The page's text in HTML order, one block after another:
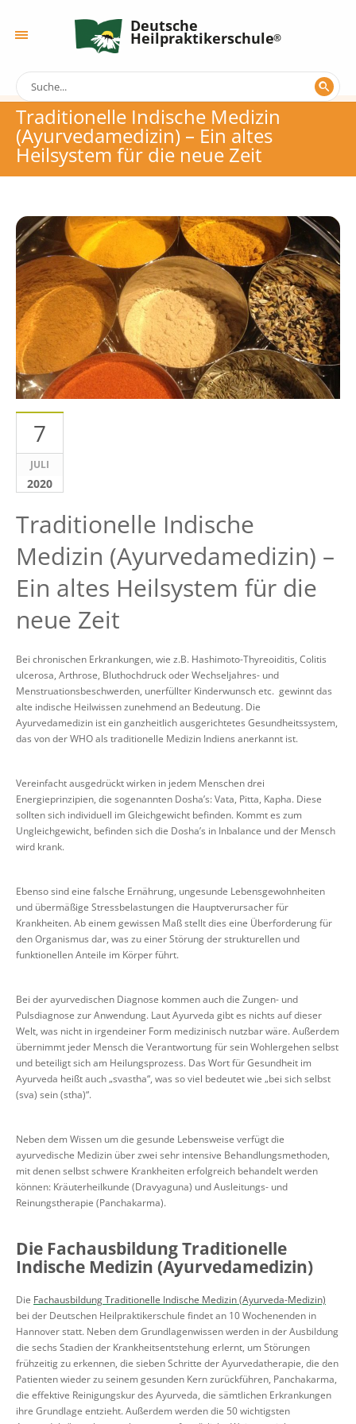
Deutsche
Heilpraktikerschule
Traditionelle Indische Medizin
(Ayurvedamedizin) – Ein altes
Heilsystem für die neue Zeit
7
JULI
2020
Traditionelle Indische
Medizin (Ayurvedamedizin) –
Ein altes Heilsystem für die
neue Zeit
Bei chronischen Erkrankungen, wie z.B. Hashimoto-Thyreoiditis, Colitis
ulcerosa, Arthrose, Bluthochdruck oder Wechseljahres- und
Menstruationsbeschwerden, unerfüllter Kinderwunsch etc. gewinnt das
alte indische Heilwissen zunehmend an Bedeutung. Die
Ayurvedamedizin ist ein ganzheitlich ausgerichtetes Gesundheitssystem,
das von der WHO als traditionelle Medizin Indiens anerkannt ist.
Vereinfacht ausgedrückt wirken in jedem Menschen drei
Energieprinzipien, die sogenannten Dosha’s: Vata, Pitta, Kapha. Diese
sollten sich individuell im Gleichgewicht befinden. Kommt es zum
Ungleichgewicht, befinden sich die Dosha’s in Inbalance und der Mensch
wird krank.
Ebenso sind eine falsche Ernährung, ungesunde Lebensgewohnheiten
und übermäßige Stressbelastungen die Hauptverursacher für
Krankheiten. Ab einem gewissen Maß stellt dies eine Überforderung für
den Organismus dar, was zu einer Störung der strukturellen und
funktionellen Anteile im Körper führt.
Bei der ayurvedischen Diagnose kommen auch die Zungen- und
Pulsdiagnose zur Anwendung. Laut Ayurveda gibt es nichts auf dieser
Welt, was nicht in irgendeiner Form medizinisch nutzbar wäre. Außerdem
übernimmt jeder Mensch die Verantwortung für sein Wohlergehen selbst
und beteiligt sich am Heilungsprozess. Das Wort für Gesundheit im
Ayurveda heißt auch „svastha“, was so viel bedeutet wie „bei sich selbst
(sva) sein (stha)“.
Neben dem Wissen um die gesunde Lebensweise verfügt die
ayurvedische Medizin über zwei sehr intensive Behandlungsmethoden,
mit denen selbst schwere Krankheiten erfolgreich behandelt werden
können: Kräuterheilkunde (Dravyaguna) und Ausleitungs- und
Reinungstherapie (Panchakarma).
Die Fachausbildung Traditionelle
Indische Medizin (Ayurvedamedizin)
Die Fachausbildung Traditionelle Indische Medizin (Ayurveda-Medizin)
bei der Deutschen Heilpraktikerschule findet an 10 Wochenenden in
Hannover statt. Neben dem Grundlagenwissen werden in der Ausbildung
die sechs Stadien der Krankheitsentstehung erlernt, um Störungen
frühzeitig zu erkennen, die sieben Schritte der Ayurvedatherapie, die den
Patienten wieder zu seinem gesunden Kern zurückführen, Panchakarma,
die effektive Reinigungskur des Ayurveda, die sämtlichen Erkrankungen
ihre Grundlage entzieht. Außerdem werden die 50 wichtigsten